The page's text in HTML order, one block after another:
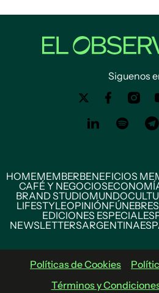
Siguenos
HOMEMEMBERBENEFICIOS
CAFÉ Y NEGOCIOS
BRAND STUDIOMUNDO
LIFESTYLEOPINIÓNFÚNEBRES
EDICIONES ESPECIALES
NEWSLETTERSARGENTINA
Políticas de Cookies
Términos y